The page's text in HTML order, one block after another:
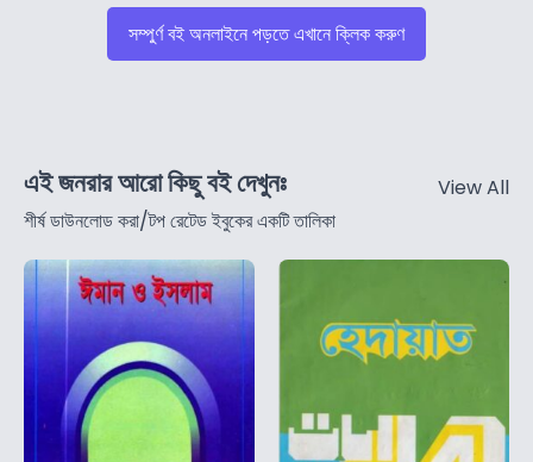
সম্পুর্ণ বই অনলাইনে পড়তে এখানে ক্লিক করুণ
এই জনরার আরো কিছু বই দেখুনঃ
শীর্ষ ডাউনলোড করা/টপ রেটেড ইবুকের একটি তালিকা
View All